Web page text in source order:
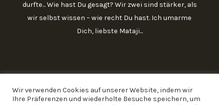
durfte... Wie hast Du gesagt? Wir zwei sind stärker, als
wir selbst wissen – wie recht Du hast. Ich umarme
Dich, liebste Mataji...
Wir verwenden Cookies auf unserer Website, indem wir
Ihre Präferenzen und wiederholte Besuche speichern, um